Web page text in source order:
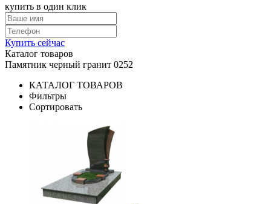
купить в один клик
Купить сейчас
Каталог товаров
Памятник черный гранит 0252
КАТАЛОГ ТОВАРОВ
Фильтры
Сортировать